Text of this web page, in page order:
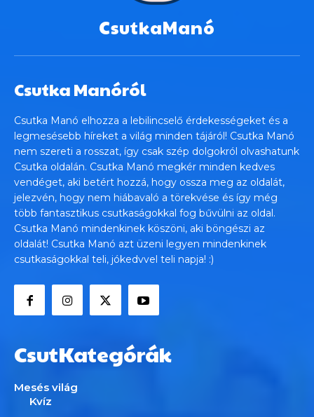
CsutkaManó
Csutka Manóról
Csutka Manó elhozza a lebilincselő érdekességeket és a
legmesésebb híreket a világ minden tájáról! Csutka Manó
nem szereti a rosszat, így csak szép dolgokról olvashatunk
Csutka oldalán. Csutka Manó megkér minden kedves
vendéget, aki betért hozzá, hogy ossza meg az oldalát,
jelezvén, hogy nem hiábavaló a törekvése és így még
több fantasztikus csutkaságokkal fog bűvülni az oldal.
Csutka Manó mindenkinek köszöni, aki böngészi az
oldalát! Csutka Manó azt üzeni legyen mindenkinek
csutkaságokkal teli, jókedvvel teli napja! :)
CsutKategórák
Mesés világ
Kvíz